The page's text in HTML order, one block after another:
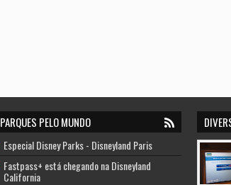
PARQUES PELO MUNDO
Especial Disney Parks - Disneyland Paris
Fastpass+ está chegando na Disneyland
California